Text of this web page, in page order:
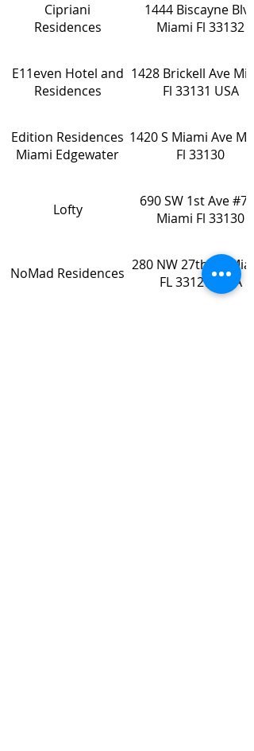
Cipriani
Residences
1444 Biscayne Blvd
Miami Fl 33132
E11even Hotel and
Residences
1428 Brickell Ave
Fl 33131 USA
Edition Residences
Miami Edgewater
1420 S Miami Ave
Fl 33130
Lofty
690 SW 1st Ave #702
Miami Fl 33130
NoMad Residences 280 NW 27th St,
FL 33127, USA